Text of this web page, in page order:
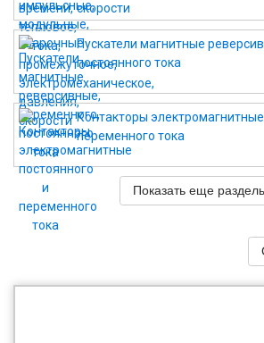
скорости
Пускатели магнитные
постоянного тока
Контакторы
переменного тока
Показать еще